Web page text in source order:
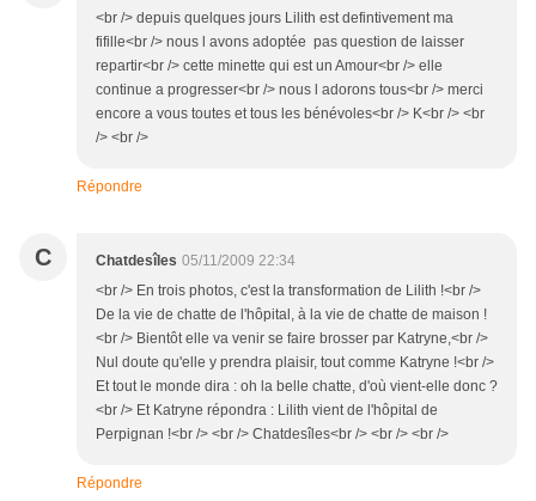
<br /> depuis quelques jours Lilith est defintivement ma
fifille<br /> nous l avons adoptée pas question de laisser
repartir<br /> cette minette qui est un Amour<br /> elle
continue a progresser<br /> nous l adorons tous<br /> merci
encore a vous toutes et tous les bénévoles<br /> K<br /> <br
/> <br />
Répondre
C Chatdesîles 05/11/2009 22:34
<br /> En trois photos, c'est la transformation de Lilith !<br />
De la vie de chatte de l'hôpital, à la vie de chatte de maison !
<br /> Bientôt elle va venir se faire brosser par Katryne,<br />
Nul doute qu'elle y prendra plaisir, tout comme Katryne !<br />
Et tout le monde dira : oh la belle chatte, d'où vient-elle donc ?
<br /> Et Katryne répondra : Lilith vient de l'hôpital de
Perpignan !<br /> <br /> Chatdesîles<br /> <br /> <br />
Répondre